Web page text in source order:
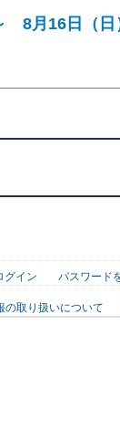
8月16日（日
グイン パスワード
の取り扱いについて